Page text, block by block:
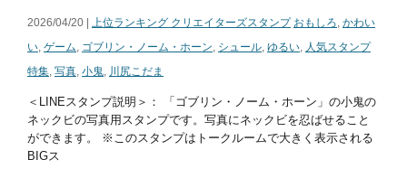
2026/04/20 | 上位ランキング クリエイターズスタンプ おもしろ, かわい
い, ゲーム, ゴブリン・ノーム・ホーン, シュール, ゆるい, 人気スタンプ
特集, 写真, 小鬼, 川尻こだま
＜LINEスタンプ説明＞： 「ゴブリン・ノーム・ホーン」の小鬼の
ネックビの写真用スタンプです。写真にネックビを忍ばせること
ができます。 ※このスタンプはトークルームで大きく表示される
BIGス